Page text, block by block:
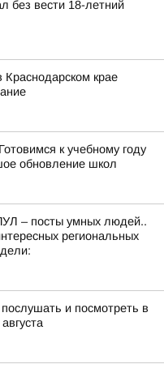
без вести 18-летний
крае
к учебному году
обновление школ
– посты умных людей..
региональных
и посмотреть в